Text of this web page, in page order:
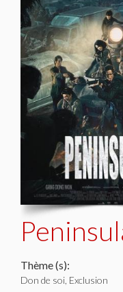
Thème (s):
Don de soi, Exclusion